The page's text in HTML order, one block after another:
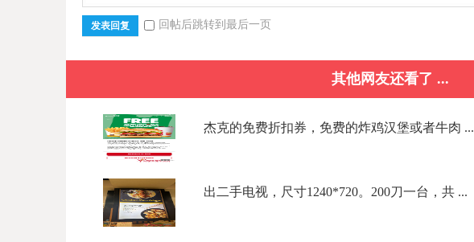
发表回复 回帖后跳转到最后一页
其他网友还看了 ...
杰克的免费折扣券，免费的炸鸡汉堡或者牛肉 ...
出二手电视，尺寸1240*720。200刀一台，共 ...